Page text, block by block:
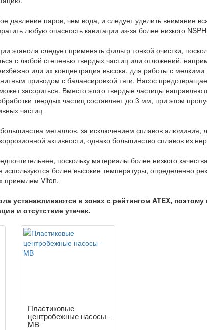
давление паров, чем вода, и следует уделить внимание
любую опасность кавитации из-за более низкого
этанола следует применять фильтр тонкой очистки,
с любой степенью твердых частиц или отложений,
или их концентрация высока, для работы с
приводом с балансировкой тяги. Насос
засориться. Вместо этого твердые частицы
твердых частиц составляет до 3 мм, при этом
частиц
металлов, за исключением сплавов алюминия,
активности, однако большинство сплавов из
поскольку материалы более низкого
более высокие температуры, определенно
приемлем Viton.
устанавливаются в зонах с рейтингом ATEX,
и отсутствие утечек.
Пластиковые
центробежные насосы -
MB